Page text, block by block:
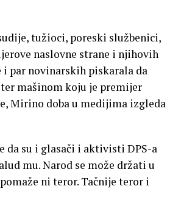
tužioci, poreski službenici,
naslovne strane i njihovih
par novinarskih piskarala da
mašinom koju je premijer
Mirino doba u medijima izgleda
su i glasači i aktivisti DPS-a
mu. Narod se može držati u
ni teror. Tačnije teror i